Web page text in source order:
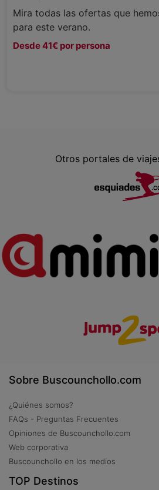
Mira todas las ofertas que
para este verano.
Desde 41€ por persona
Otros portales de
Sobre Buscounchollo.com
¿Quiénes somos?
FAQs - Preguntas Frecuentes
Opiniones de Buscounchollo.com
Web corporativa
Buscounchollo en los medios
TOP Destinos